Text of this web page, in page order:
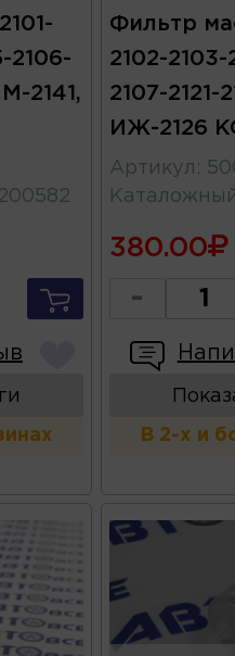
2106-
2141,
Фильтр
2102-2103-
2107-2121-
ИЖ-2126
Артикул :
380.00
-
В 2-х и